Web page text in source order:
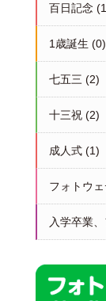
百日記念
1歳誕生 (0)
七五三 (2)
十三祝(2)
成人式(1)
フォトウ
入学卒業